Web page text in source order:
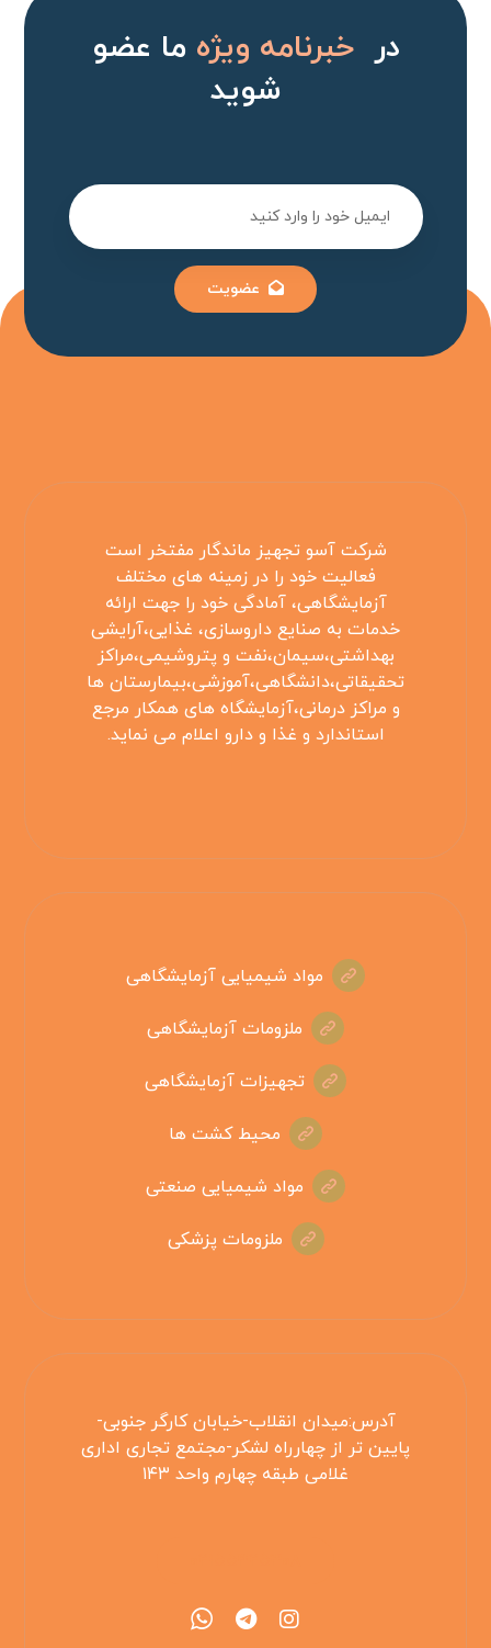
درخبرنامه ویژهما عضو
شوید
عضویت
شرکت آسو تجهیز ماندگار مفتخر است
فعالیت خود را در زمینه های مختلف
آزمایشگاهی، آمادگی خود را جهت ارائه
خدمات به صنایع داروسازی، غذایی،آرایشی
بهداشتی،سیمان،نفت و پتروشیمی،مراکز
تحقیقاتی،دانشگاهی،آموزشی،بیمارستان ها
و مراکز درمانی،آزمایشگاه های همکار مرجع
استاندارد و غذا و دارو اعلام می نماید.
مواد شیمیایی آزمایشگاهی
ملزومات آزمایشگاهی
تجهیزات آزمایشگاهی
محیط کشت ها
مواد شیمیایی صنعتی
ملزومات پزشکی
آدرس:میدان انقلاب-خیابان کارگر جنوبی-
پایین تر از چهارراه لشکر-مجتمع تجاری اداری
غلامی طبقه چهارم واحد ۱۴۳